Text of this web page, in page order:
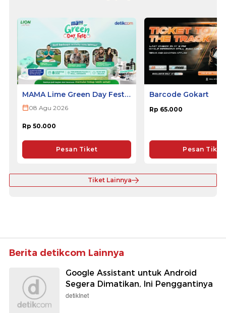
MAMA Lime Green Day Fest
2026 - SURABAYA
08 Agu 2026
Rp 50.000
Pesan Tiket
Barcode Gokart
Rp 65.000
Pesan Tiket
Tiket Lainnya
Berita detikcom Lainnya
Google Assistant untuk Android
Segera Dimatikan, Ini Penggantinya
detikInet